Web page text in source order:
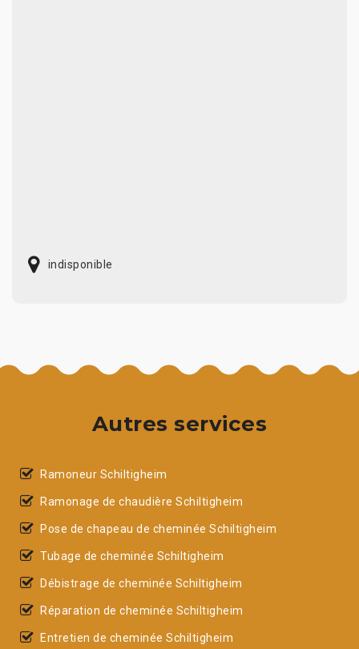
indisponible
Autres services
Ramoneur Schiltigheim
Ramonage de chaudière Schiltigheim
Pose de chapeau de cheminée Schiltigheim
Tubage de cheminée Schiltigheim
Débistrage de cheminée Schiltigheim
Réparation de cheminée Schiltigheim
Entretien de cheminée Schiltigheim